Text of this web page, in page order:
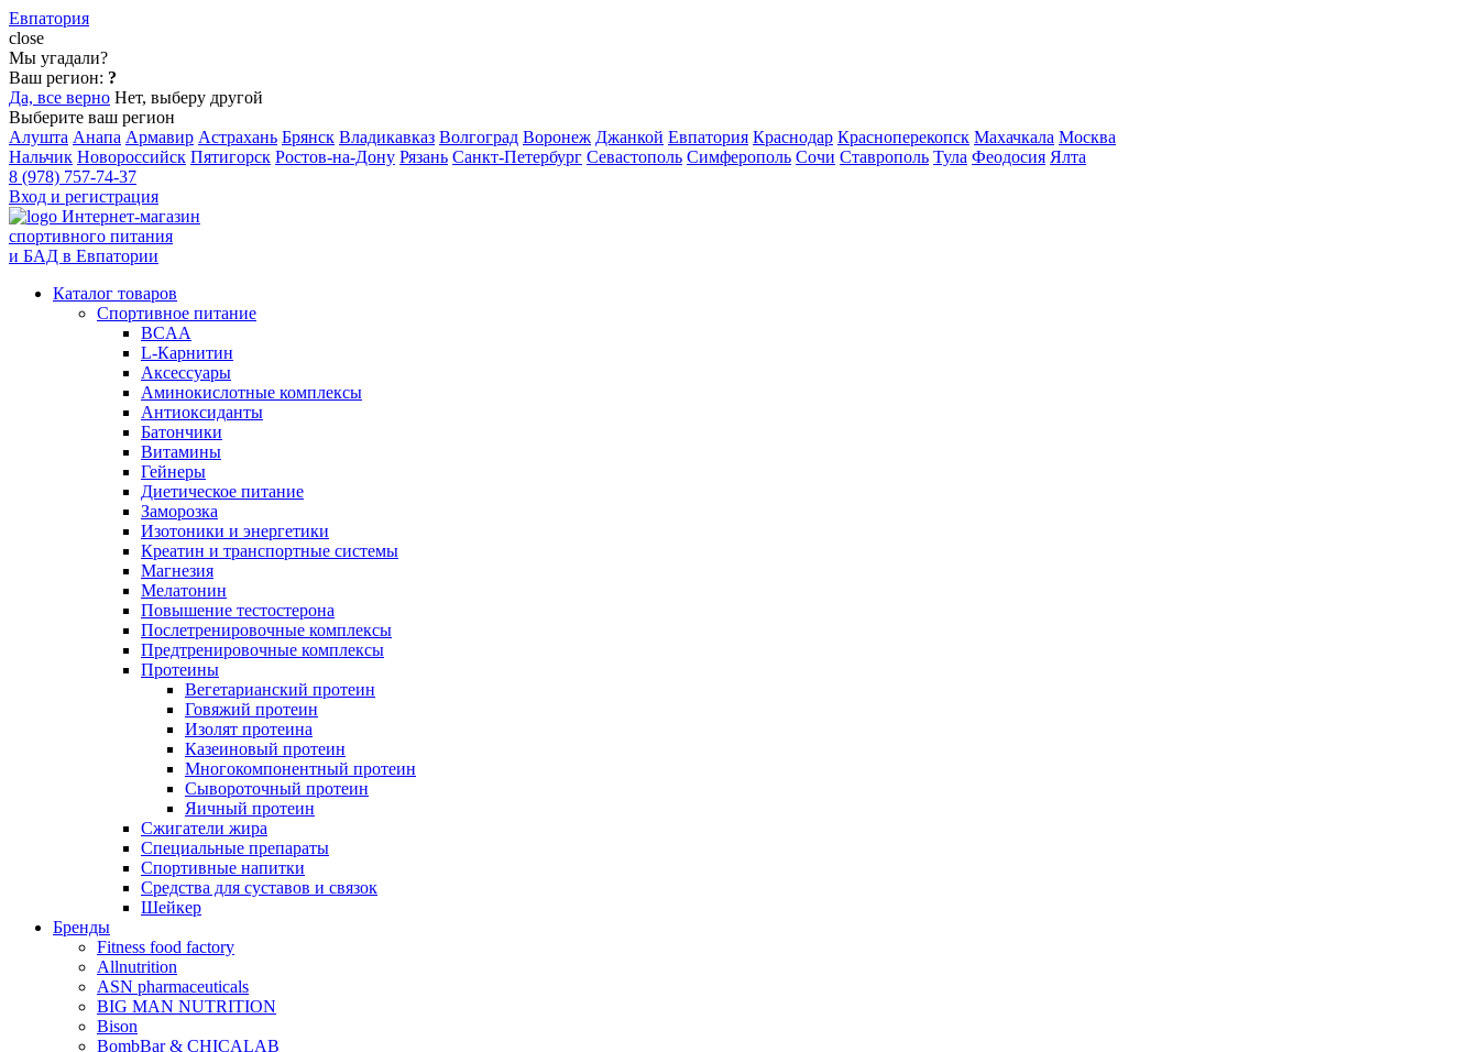
Евпатория
close
Мы угадали?
Ваш регион: ?
Да, все верно Нет, выберу другой
Выберите ваш регион
Алушта Анапа Армавир Астрахань Брянск Владикавказ Волгоград Воронеж Джанкой Евпатория Краснодар Красноперекопск Махачкала Москва
Нальчик Новороссийск Пятигорск Ростов-на-Дону Рязань Санкт-Петербург Севастополь Симферополь Сочи Ставрополь Тула Феодосия Ялта
8 (978) 757-74-37
Вход и регистрация
Интернет-магазин
спортивного питания
и БАД в Евпатории
Каталог товаров
Спортивное питание
BCAA
L-Карнитин
Аксессуары
Аминокислотные комплексы
Антиоксиданты
Батончики
Витамины
Гейнеры
Диетическое питание
Заморозка
Изотоники и энергетики
Креатин и транспортные системы
Магнезия
Мелатонин
Повышение тестостерона
Послетренировочные комплексы
Предтренировочные комплексы
Протеины
Вегетарианский протеин
Говяжий протеин
Изолят протеина
Казеиновый протеин
Многокомпонентный протеин
Сывороточный протеин
Яичный протеин
Сжигатели жира
Специальные препараты
Спортивные напитки
Средства для суставов и связок
Шейкер
Бренды
Fitness food factory
Allnutrition
ASN pharmaceuticals
BIG MAN NUTRITION
Bison
BombBar & CHICALAB